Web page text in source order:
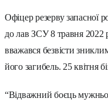
Офіцер резерву запасної
до лав ЗСУ 8 травня
вважався безвісти
його загибель. 25 квітня
“Відважний боєць